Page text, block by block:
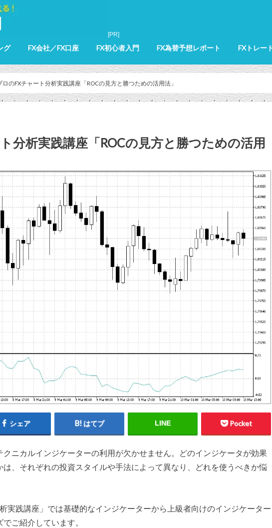
グ FX会社／FX口座 FX初心者入門 FX為替予想レポート FXトレー
ロのFXチャート分析実践講座「ROCの見方と勝つための活用法」
分析実践講座「ROCの見方と勝つための活用
シェア はてブ LINE Pocket
ニカルインジケーターの利用が欠かせません。どのインジケータが効果
、それぞれの投資スタイルや手法によって異なり、どれを使うべきか悩
実践講座」では基礎的なインジケーターから上級者向けのインジケーター
ご紹介しています。